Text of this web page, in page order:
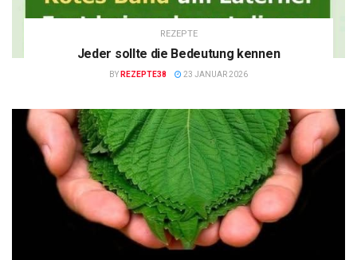
REZEPTE
Jeder sollte die Bedeutung kennen
BY REZEPTE38 23 JANUAR 2026